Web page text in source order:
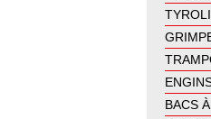
BACS